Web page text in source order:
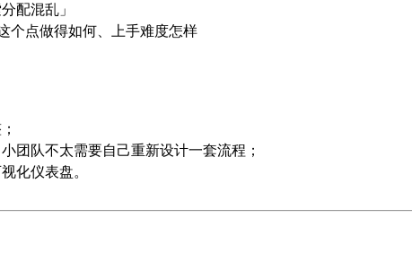
配混乱」
个点做得如何、上手难度怎样
团队不太需要自己重新设计一套流程；
化仪表盘。